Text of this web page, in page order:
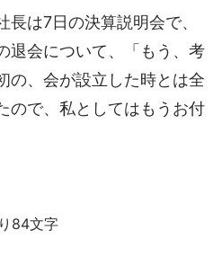
は7日の決算説明会で、
退会について、「もう、考
の、会が設立した時とは全
ので、私としてはもうお付
84文字